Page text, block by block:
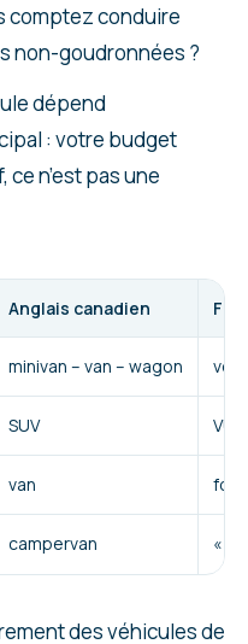
comptez conduire
non-goudronnées ?
dépend
: votre budget
ce n’est pas une
Anglais canadien
minivan – van – wagon
SUV VUS
van
campervan «
des véhicules de